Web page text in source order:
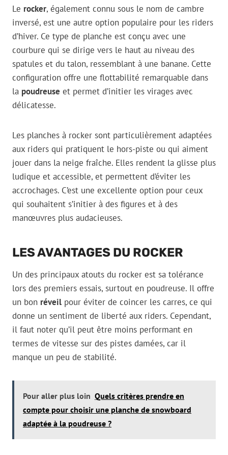
Le rocker, également connu sous le nom de cambre
inversé, est une autre option populaire pour les riders
d’hiver. Ce type de planche est conçu avec une
courbure qui se dirige vers le haut au niveau des
spatules et du talon, ressemblant à une banane. Cette
configuration offre une flottabilité remarquable dans
la poudreuse et permet d’initier les virages avec
délicatesse.
Les planches à rocker sont particulièrement adaptées
aux riders qui pratiquent le hors-piste ou qui aiment
jouer dans la neige fraîche. Elles rendent la glisse plus
ludique et accessible, et permettent d’éviter les
accrochages. C’est une excellente option pour ceux
qui souhaitent s’initier à des figures et à des
manœuvres plus audacieuses.
LES AVANTAGES DU ROCKER
Un des principaux atouts du rocker est sa tolérance
lors des premiers essais, surtout en poudreuse. Il offre
un bon réveil pour éviter de coincer les carres, ce qui
donne un sentiment de liberté aux riders. Cependant,
il faut noter qu’il peut être moins performant en
termes de vitesse sur des pistes damées, car il
manque un peu de stabilité.
Pour aller plus loin Quels critères prendre en
compte pour choisir une planche de snowboard
adaptée à la poudreuse ?